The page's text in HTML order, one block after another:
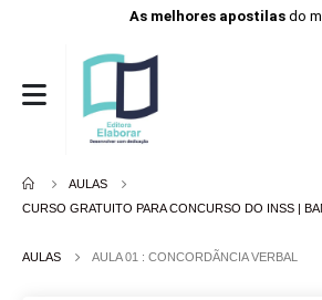
As melhores apostilasdo
AULAS
CURSO GRATUITO PARA CONCURSO DO INSS |
AULAS AULA 01 : CONCORDÃNCIA VERBAL